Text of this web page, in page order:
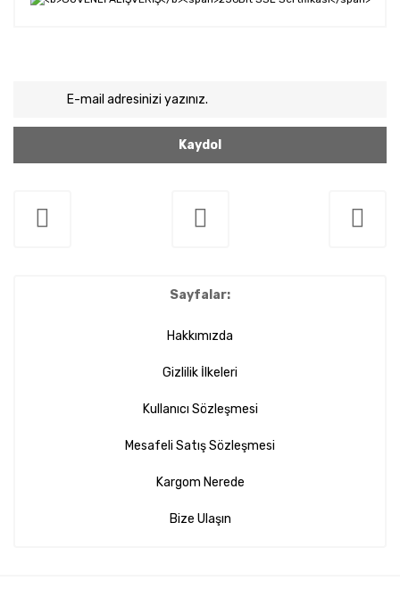
Kaydol
Sayfalar:
Hakkımızda
Gizlilik İlkeleri
Kullanıcı Sözleşmesi
Mesafeli Satış Sözleşmesi
Kargom Nerede
Bize Ulaşın